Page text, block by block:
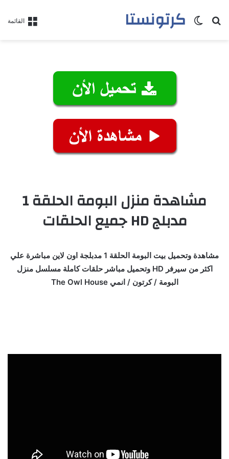
القائمة كرتونستابحث عنالوضع المظلم
مشاهدة منزل البومة الحلقة 1
مدبلج HD جميع الحلقات
مشاهدة وتحميل بيت البومة الحلقة 1 مدبلجة اون لاين مباشرة علي
اكثر من سيرفر HD وتحميل مباشر حلقات كاملة مسلسل منزل
البومة / كرتون / انمي The Owl House